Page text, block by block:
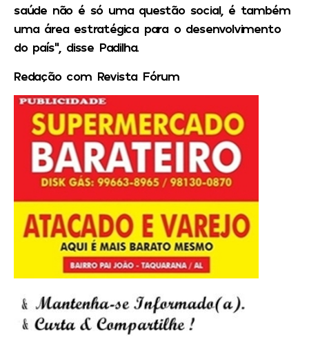
saúde não é só uma questão social, é também
uma área estratégica para o desenvolvimento
do país”, disse Padilha.
Redação com Revista Fórum